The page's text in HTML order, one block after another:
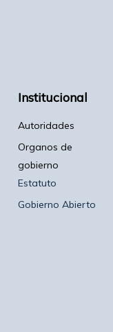
Institucional
Autoridades
Organos de
gobierno
Estatuto
Gobierno Abierto